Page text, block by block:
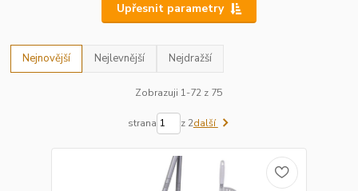
Upřesnit parametry
Nejnovější Nejlevnější Nejdražší
Zobrazuji 1-72 z 75
strana z 2další